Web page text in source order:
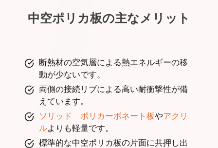
中空ポリカ板の主なメリット
断熱材の空気層による熱エネルギーの移
動が少ないです。
両側の接続リブによる高い耐衝撃性が備
えています。
ソリッド ポリカーボネート板やアクリ
ルよりも軽量です。
標準的な中空ポリカ板の片面に共押し出